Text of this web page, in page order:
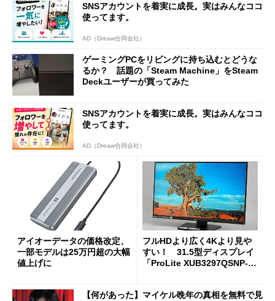
SNSアカウントを着実に成長。実はみんなココ
使ってます。
AD（Dreaw合同会社）
ゲーミングPCをリビングに持ち込むとどうな
るか？ 話題の「Steam Machine」をSteam
Deckユーザーが買ってみた
SNSアカウントを着実に成長。実はみんなココ
使ってます。
AD（Dreaw合同会社）
アイオーデータの価格改定、
一部モデルは25万円超の大幅
値上げに
フルHDより広く4Kより見や
すい！ 31.5型ディスプレイ
「ProLite XUB3297QSNP-B
【何があった】マイケル晩年の真相を無料で見